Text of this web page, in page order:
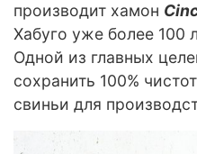
производит хамон
Хабуго уже более 100
Одной из главных
сохранить 100%
свиньи для